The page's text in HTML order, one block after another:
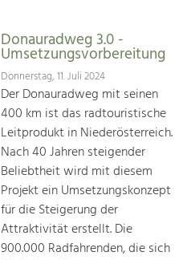
Donauradweg 3.0 -
Umsetzungsvorbereitung
Donnerstag, 11. Juli 2024
Der Donauradweg mit seinen
400 km ist das radtouristische
Leitprodukt in Niederösterreich.
Nach 40 Jahren steigender
Beliebtheit wird mit diesem
Projekt ein Umsetzungskonzept
für die Steigerung der
Attraktivität erstellt. Die
900.000 Radfahrenden, die sich